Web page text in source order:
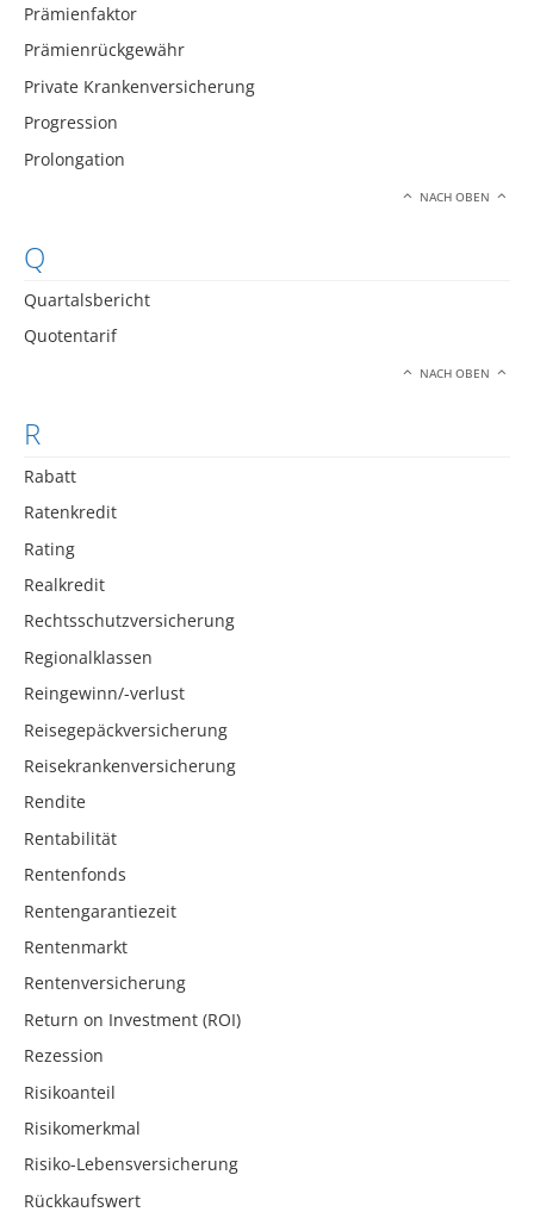
Prämienfaktor
Prämienrückgewähr
Private Krankenversicherung
Progression
Prolongation
NACH OBEN
Q
Quartalsbericht
Quotentarif
NACH OBEN
R
Rabatt
Ratenkredit
Rating
Realkredit
Rechtsschutzversicherung
Regionalklassen
Reingewinn/-verlust
Reisegepäckversicherung
Reisekrankenversicherung
Rendite
Rentabilität
Rentenfonds
Rentengarantiezeit
Rentenmarkt
Rentenversicherung
Return on Investment (ROI)
Rezession
Risikoanteil
Risikomerkmal
Risiko-Lebensversicherung
Rückkaufswert